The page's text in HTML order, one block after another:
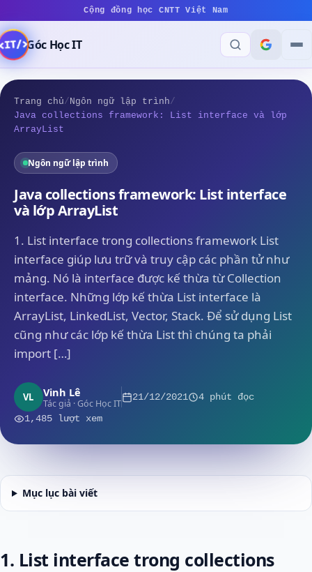
Cộng đồng học CNTT Việt Nam
Góc Học IT
Trang chủ/ Ngôn ngữ lập trình/
Java collections framework: List interface và lớp
ArrayList
Ngôn ngữ lập trình
Java collections framework: List interface
và lớp ArrayList
1. List interface trong collections framework List
interface giúp lưu trữ và truy cập các phần tử như
mảng. Nó là interface được kế thừa từ Collection
interface. Những lớp kế thừa List interface là
ArrayList, LinkedList, Vector, Stack. Để sử dụng List
cũng như các lớp kế thừa List thì chúng ta phải
import […]
VL Vinh Lê
Tác giả · Góc Học IT
21/12/2021 4 phút đọc
1,485 lượt xem
Mục lục bài viết
1. List interface trong collections